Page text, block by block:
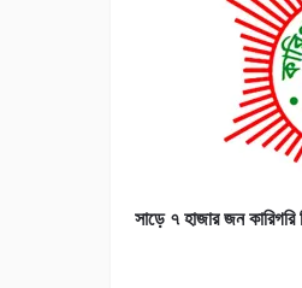
সাড়ে ৭ হাজার জন